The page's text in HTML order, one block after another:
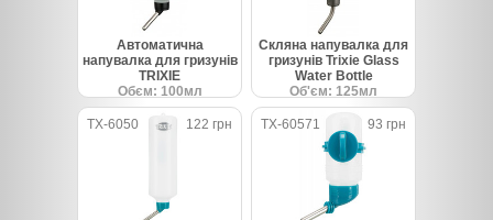
Автоматична
напувалка для гризунів
TRIXIE
Обєм: 100мл
Скляна напувалка для
гризунів Trixie Glass
Water Bottle
Об'єм: 125мл
TX-6050 122 грн TX-60571 93 грн